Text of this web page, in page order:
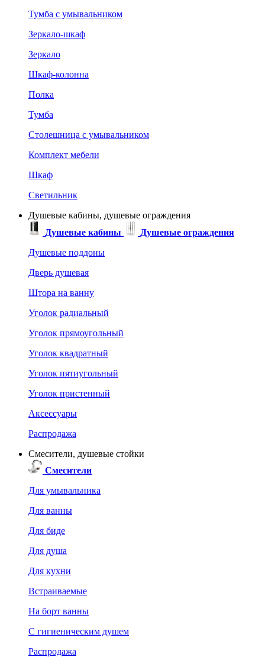
Тумба с умывальником
Зеркало-шкаф
Зеркало
Шкаф-колонна
Полка
Тумба
Столешница с умывальником
Комплект мебели
Шкаф
Светильник
Душевые кабины, душевые ограждения
Душевые кабины
Душевые ограждения
Душевые поддоны
Дверь душевая
Штора на ванну
Уголок радиальный
Уголок прямоугольный
Уголок квадратный
Уголок пятиугольный
Уголок пристенный
Аксессуары
Распродажа
Смесители, душевые стойки
Смесители
Для умывальника
Для ванны
Для биде
Для душа
Для кухни
Встраиваемые
На борт ванны
C гигиеническим душем
Распродажа